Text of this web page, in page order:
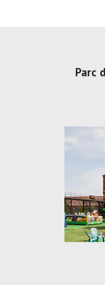
SEPTEMBRE
de Loisirs Les Jeux